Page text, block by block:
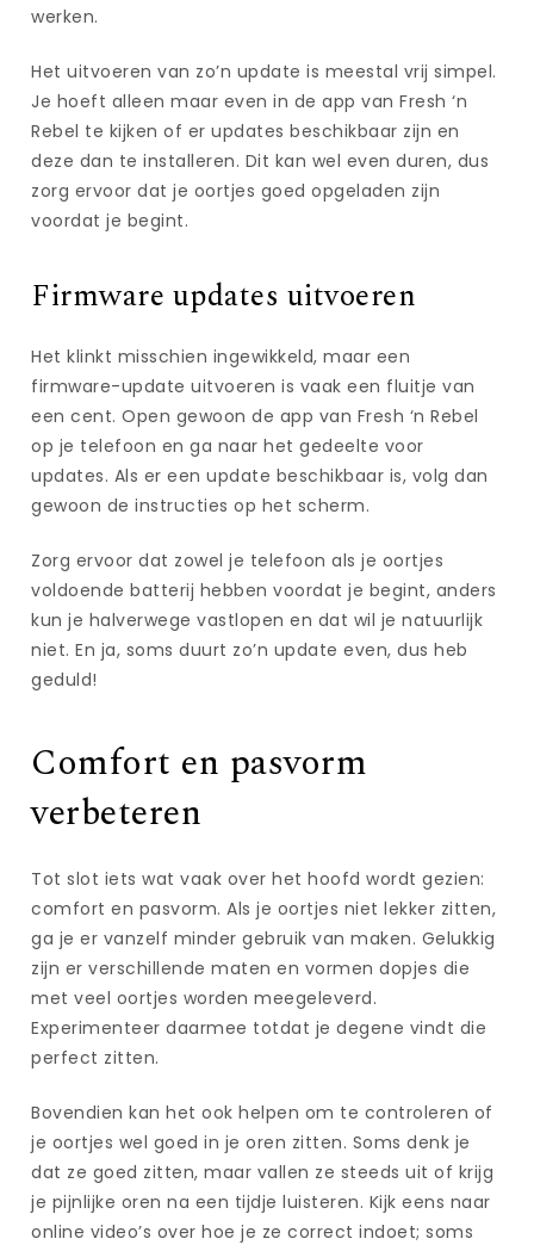
werken.
Het uitvoeren van zo’n update is meestal vrij simpel.
Je hoeft alleen maar even in de app van Fresh ‘n
Rebel te kijken of er updates beschikbaar zijn en
deze dan te installeren. Dit kan wel even duren, dus
zorg ervoor dat je oortjes goed opgeladen zijn
voordat je begint.
Firmware updates uitvoeren
Het klinkt misschien ingewikkeld, maar een
firmware-update uitvoeren is vaak een fluitje van
een cent. Open gewoon de app van Fresh ‘n Rebel
op je telefoon en ga naar het gedeelte voor
updates. Als er een update beschikbaar is, volg dan
gewoon de instructies op het scherm.
Zorg ervoor dat zowel je telefoon als je oortjes
voldoende batterij hebben voordat je begint, anders
kun je halverwege vastlopen en dat wil je natuurlijk
niet. En ja, soms duurt zo’n update even, dus heb
geduld!
Comfort en pasvorm
verbeteren
Tot slot iets wat vaak over het hoofd wordt gezien:
comfort en pasvorm. Als je oortjes niet lekker zitten,
ga je er vanzelf minder gebruik van maken. Gelukkig
zijn er verschillende maten en vormen dopjes die
met veel oortjes worden meegeleverd.
Experimenteer daarmee totdat je degene vindt die
perfect zitten.
Bovendien kan het ook helpen om te controleren of
je oortjes wel goed in je oren zitten. Soms denk je
dat ze goed zitten, maar vallen ze steeds uit of krijg
je pijnlijke oren na een tijdje luisteren. Kijk eens naar
online video’s over hoe je ze correct indoet; soms